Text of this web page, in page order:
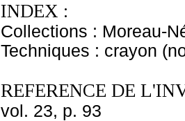
INDEX :
Collections : Moreau-
Techniques : crayon
REFERENCE DE
vol. 23, p. 93